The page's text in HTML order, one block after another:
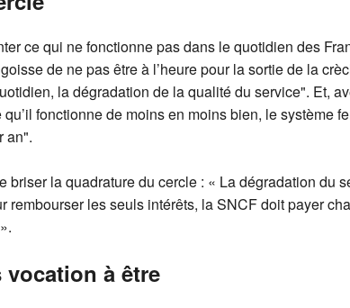
ce qui ne fonctionne pas dans le quotidien des
de ne pas être à l’heure pour la sortie de la
la dégradation de la qualité du service". Et,
fonctionne de moins en moins bien, le système
an".
briser la quadrature du cercle : « La dégradation du
rembourser les seuls intérêts, la SNCF doit payer
vocation à être